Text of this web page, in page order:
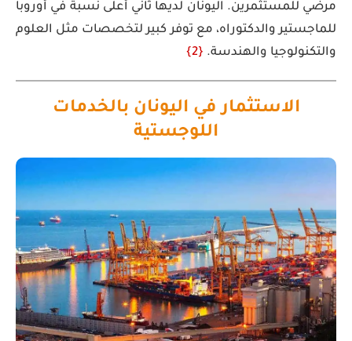
مرضي للمستثمرين. اليونان لديها ثاني أعلى نسبة في أوروبا
للماجستير والدكتوراه، مع توفر كبير لتخصصات مثل العلوم
والتكنولوجيا والهندسة. {2}
الاستثمار في اليونان بالخدمات
اللوجستية